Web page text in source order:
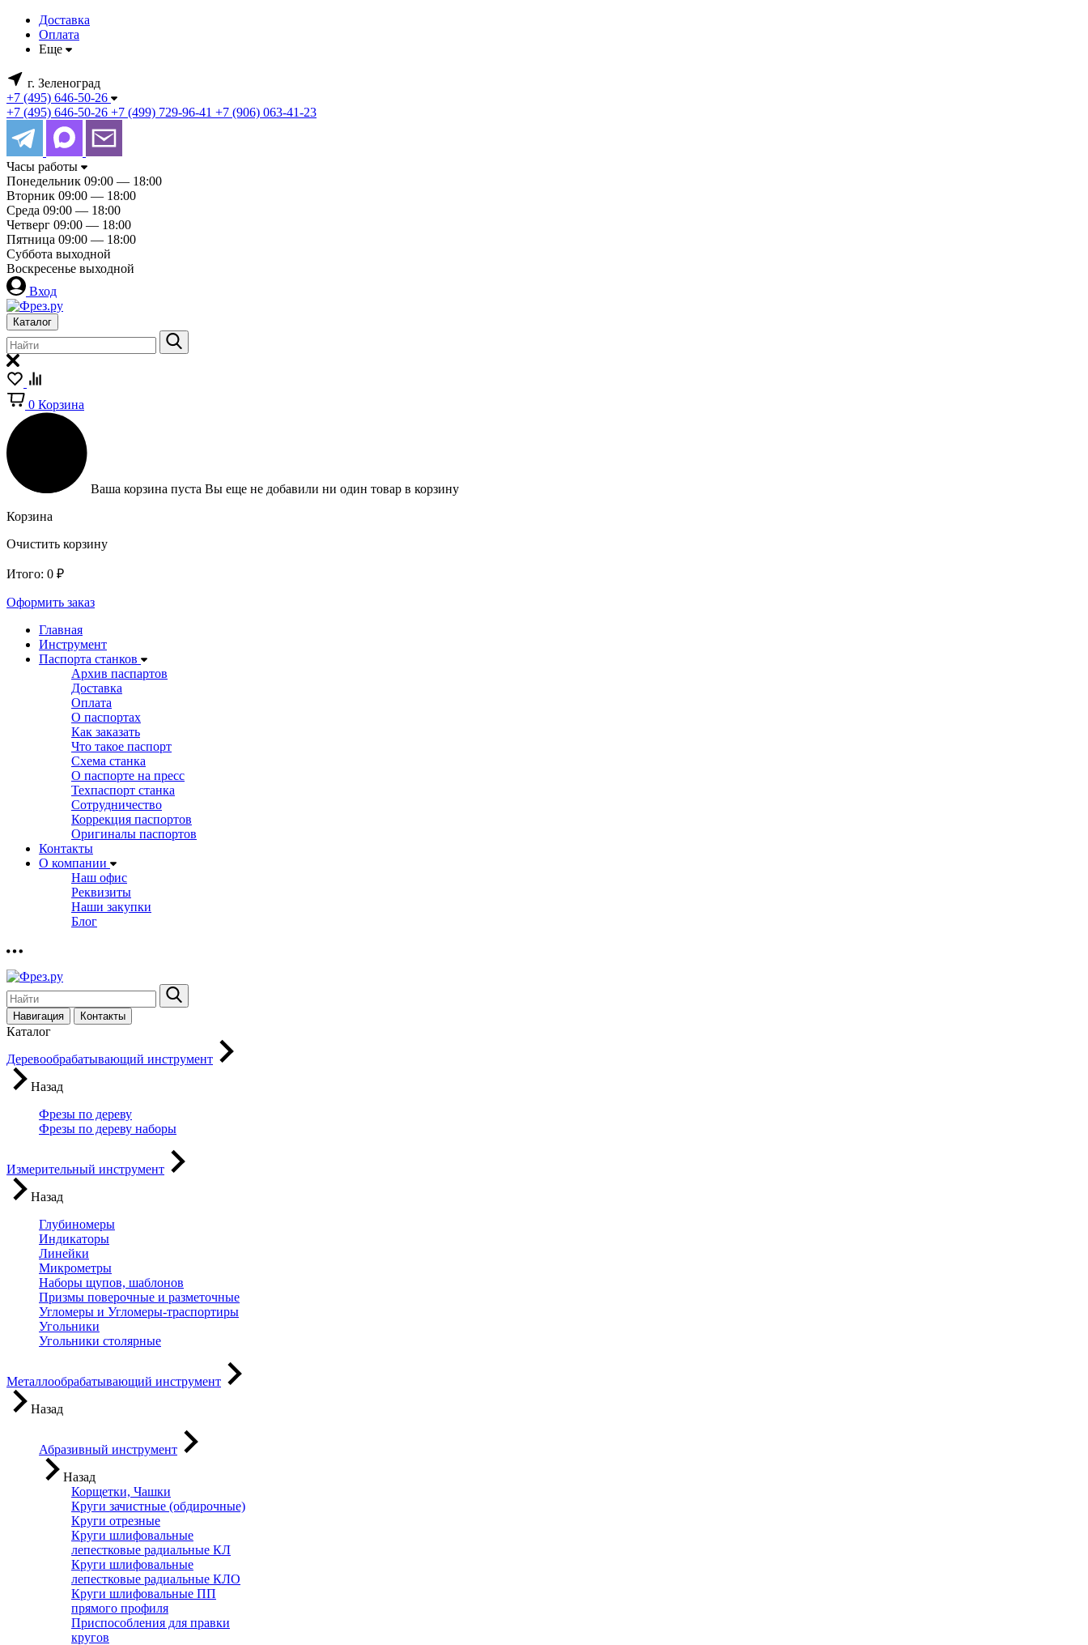
Доставка
Оплата
Еще
г. Зеленоград
+7 (495) 646-50-26
+7 (495) 646-50-26 +7 (499) 729-96-41 +7 (906) 063-41-23
Часы работы
Понедельник 09:00 — 18:00
Вторник 09:00 — 18:00
Среда 09:00 — 18:00
Четверг 09:00 — 18:00
Пятница 09:00 — 18:00
Суббота выходной
Воскресенье выходной
Вход
Каталог
0 Корзина
Ваша корзина пуста Вы еще не добавили ни один товар в корзину
Корзина
Очистить корзину
Итого: 0 ₽
Оформить заказ
Главная
Инструмент
Паспорта станков
Архив паспартов
Доставка
Оплата
О паспортах
Как заказать
Что такое паспорт
Схема станка
О паспорте на пресс
Техпаспорт станка
Сотрудничество
Коррекция паспортов
Оригиналы паспортов
Контакты
О компании
Наш офис
Реквизиты
Наши закупки
Блог
Навигация Контакты
Каталог
Деревообрабатывающий инструмент
Назад
Фрезы по дереву
Фрезы по дереву наборы
Измерительный инструмент
Назад
Глубиномеры
Индикаторы
Линейки
Микрометры
Наборы щупов, шаблонов
Призмы поверочные и разметочные
Угломеры и Угломеры-траспортиры
Угольники
Угольники столярные
Металлообрабатывающий инструмент
Назад
Абразивный инструмент
Назад
Корщетки, Чашки
Круги зачистные (обдирочные)
Круги отрезные
Круги шлифовальные
лепестковые радиальные КЛ
Круги шлифовальные
лепестковые радиальные КЛО
Круги шлифовальные ПП
прямого профиля
Приспособления для правки
кругов